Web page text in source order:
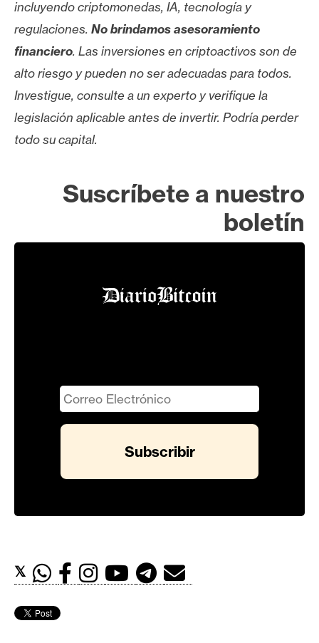
incluyendo criptomonedas, IA, tecnología y
regulaciones. No brindamos asesoramiento
financiero. Las inversiones en criptoactivos son de
alto riesgo y pueden no ser adecuadas para todos.
Investigue, consulte a un experto y verifique la
legislación aplicable antes de invertir. Podría perder
todo su capital.
Suscríbete a nuestro
boletín
𝕏